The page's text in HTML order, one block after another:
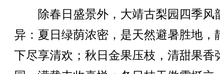
除春日盛景外，大靖古梨园四季风
异：夏日绿荫浓密，是天然避暑胜地，
下尽享清欢；秋日金果压枝，清甜果香